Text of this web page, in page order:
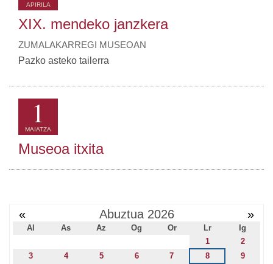
APIRILA
XIX. mendeko janzkera
ZUMALAKARREGI MUSEOAN
Pazko asteko tailerra
1
MAIATZA
Museoa itxita
« Abuztua 2026 »
Al As Az Og Or Lr
Ig
1
2
3
4 5 6 7 8
9